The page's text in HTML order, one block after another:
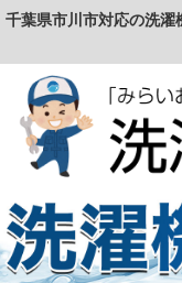
千葉県市川市対応の洗